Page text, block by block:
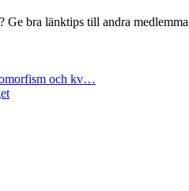
Ge bra länktips till andra
och kv…